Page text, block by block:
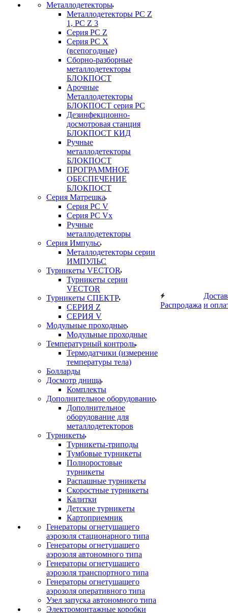
Металлодетекторы
Металлодетекторы РС Z
1, PC Z 3
Серия РС Z
Серия РС X
(всепогодные)
Сборно-разборные
металлодетекторы
БЛОКПОСТ
Арочные
Металлодетекторы
БЛОКПОСТ серия РС
Дезинфекционно-
досмотровая станция
БЛОКПОСТ КИД
Ручные
металлодетекторы
БЛОКПОСТ
ПРОГРАММНОЕ
ОБЕСПЕЧЕНИЕ
БЛОКПОСТ
Серия Матрешка
Серия PC V
Серия PC Vx
Ручные
металлодетекторы
Серия Импульс
Металлодетекторы серии
ИМПУЛЬС
Турникеты VECTOR
Турникеты серии
VECTOR
Турникеты СПЕКТР
СЕРИЯ Z
СЕРИЯ V
Модульные проходные
Модульные проходные
Температурный контроль
Термодатчики (измерение
температуры тела)
Болларды
Досмотр днища
Комплекты
Дополнительное оборудование
Дополнительное
оборудование для
металлодетекторов
Турникеты
Турникеты-триподы
Тумбовые турникеты
Полноростовые
турникеты
Распашные турникеты
Скоростные турникеты
Калитки
Детские турникеты
Картоприемник
Генераторы огнетушащего
аэрозоля стационарного типа
Генераторы огнетушащего
аэрозоля автономного типа
Генераторы огнетушащего
аэрозоля транспортного типа
Генераторы огнетушащего
аэрозоля оперативного типа
Узел запуска автономного типа
Электромонтажные коробки
Распродажа и